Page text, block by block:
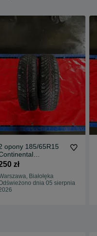
opony 185/65R15
zł
Białołęka
dnia 05 sierpnia